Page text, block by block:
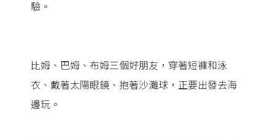
驗。
比姆、巴姆、布姆三個好朋友，穿著短褲和泳
衣、戴著太陽眼鏡、抱著沙灘球，正要出發去海
邊玩。